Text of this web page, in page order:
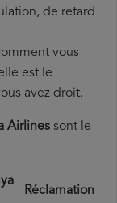
de retard
vous
est le
avez droit.
Airlines sont le
Réclamation